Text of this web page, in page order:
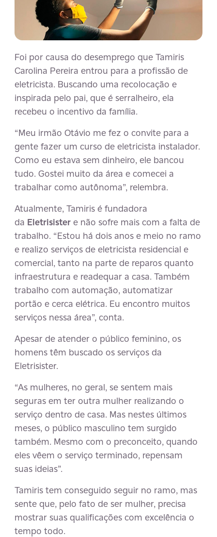
Foi por causa do desemprego que Tamiris
Carolina Pereira entrou para a profissão de
eletricista. Buscando uma recolocação e
inspirada pelo pai, que é serralheiro, ela
recebeu o incentivo da família.
“Meu irmão Otávio me fez o convite para a
gente fazer um curso de eletricista instalador.
Como eu estava sem dinheiro, ele bancou
tudo. Gostei muito da área e comecei a
trabalhar como autônoma”, relembra.
Atualmente, Tamiris é fundadora
da Eletrisister e não sofre mais com a falta de
trabalho. “Estou há dois anos e meio no ramo
e realizo serviços de eletricista residencial e
comercial, tanto na parte de reparos quanto
infraestrutura e readequar a casa. Também
trabalho com automação, automatizar
portão e cerca elétrica. Eu encontro muitos
serviços nessa área”, conta.
Apesar de atender o público feminino, os
homens têm buscado os serviços da
Eletrisister.
“As mulheres, no geral, se sentem mais
seguras em ter outra mulher realizando o
serviço dentro de casa. Mas nestes últimos
meses, o público masculino tem surgido
também. Mesmo com o preconceito, quando
eles vêem o serviço terminado, repensam
suas ideias”.
Tamiris tem conseguido seguir no ramo, mas
sente que, pelo fato de ser mulher, precisa
mostrar suas qualificações com excelência o
tempo todo.